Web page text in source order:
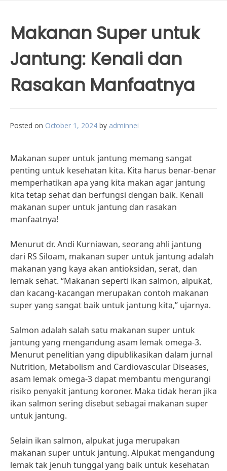
Makanan Super untuk
Jantung: Kenali dan
Rasakan Manfaatnya
Posted on October 1, 2024 by adminnei
Makanan super untuk jantung memang sangat
penting untuk kesehatan kita. Kita harus benar-benar
memperhatikan apa yang kita makan agar jantung
kita tetap sehat dan berfungsi dengan baik. Kenali
makanan super untuk jantung dan rasakan
manfaatnya!
Menurut dr. Andi Kurniawan, seorang ahli jantung
dari RS Siloam, makanan super untuk jantung adalah
makanan yang kaya akan antioksidan, serat, dan
lemak sehat. “Makanan seperti ikan salmon, alpukat,
dan kacang-kacangan merupakan contoh makanan
super yang sangat baik untuk jantung kita,” ujarnya.
Salmon adalah salah satu makanan super untuk
jantung yang mengandung asam lemak omega-3.
Menurut penelitian yang dipublikasikan dalam jurnal
Nutrition, Metabolism and Cardiovascular Diseases,
asam lemak omega-3 dapat membantu mengurangi
risiko penyakit jantung koroner. Maka tidak heran jika
ikan salmon sering disebut sebagai makanan super
untuk jantung.
Selain ikan salmon, alpukat juga merupakan
makanan super untuk jantung. Alpukat mengandung
lemak tak jenuh tunggal yang baik untuk kesehatan